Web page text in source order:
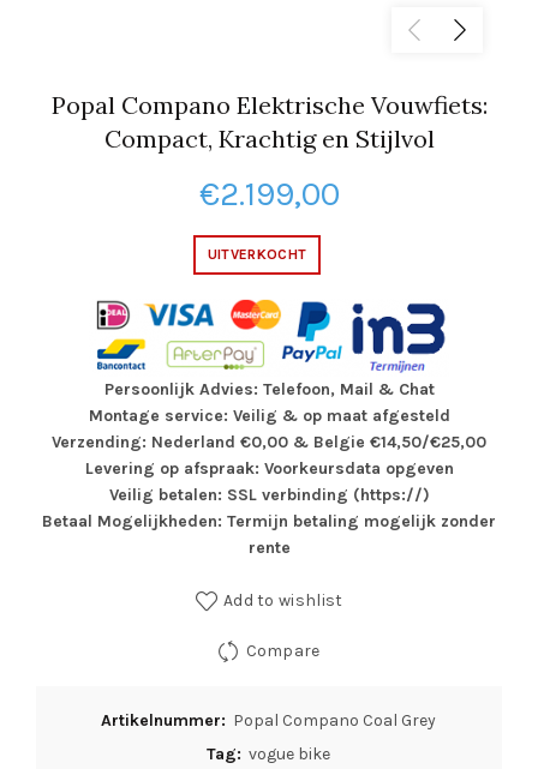
Popal Compano Elektrische Vouwfiets:
Compact, Krachtig en Stijlvol
€2.199,00
UITVERKOCHT
Persoonlijk Advies: Telefoon, Mail & Chat
Montage service: Veilig & op maat afgesteld
Verzending: Nederland €0,00 & Belgie €14,50/€25,00
Levering op afspraak: Voorkeursdata opgeven
Veilig betalen: SSL verbinding (https://)
Betaal Mogelijkheden: Termijn betaling mogelijk zonder
rente
Add to wishlist
Compare
Artikelnummer: Popal Compano Coal Grey
Tag: vogue bike